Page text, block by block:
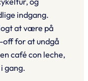
indgang.
at være på
off for at undgå
café con leche,
gang.